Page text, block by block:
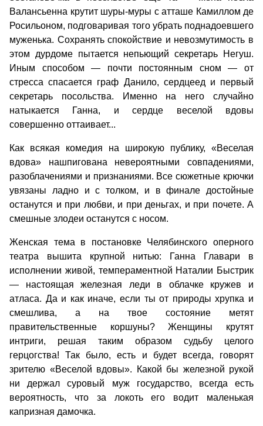
Валансьенна крутит шуры-муры с атташе Камиллом де
Росильоном, подговаривая того убрать поднадоевшего
муженька. Сохранять спокойствие и невозмутимость в
этом дурдоме пытается непьющий секретарь Негуш.
Иным способом — почти постоянным сном — от
стресса спасается граф Данило, сердцеед и первый
секретарь посольства. Именно на него случайно
натыкается Ганна, и сердце веселой вдовы
совершенно оттаивает...
Как всякая комедия на широкую публику, «Веселая
вдова» нашпигована невероятными совпадениями,
разоблачениями и признаниями. Все сюжетные крючки
увязаны ладно и с толком, и в финале достойные
останутся и при любви, и при деньгах, и при почете. А
смешные злодеи останутся с носом.
Женская тема в постановке Челябинского оперного
театра вышита крупной нитью: Ганна Главари в
исполнении живой, темпераментной Наталии Быстрик
— настоящая железная леди в облачке кружев и
атласа. Да и как иначе, если ты от природы хрупка и
смешлива, а на твое состояние метят
правительственные коршуны? Женщины крутят
интриги, решая таким образом судьбу целого
герцогства! Так было, есть и будет всегда, говорят
зрителю «Веселой вдовы». Какой бы железной рукой
ни держал суровый муж государство, всегда есть
вероятность, что за локоть его водит маленькая
капризная дамочка.